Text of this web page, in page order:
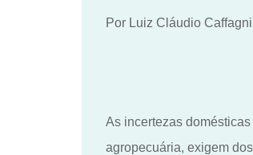
Por Luiz Cláudio Caffagni
As incertezas
agropecuária, exigem